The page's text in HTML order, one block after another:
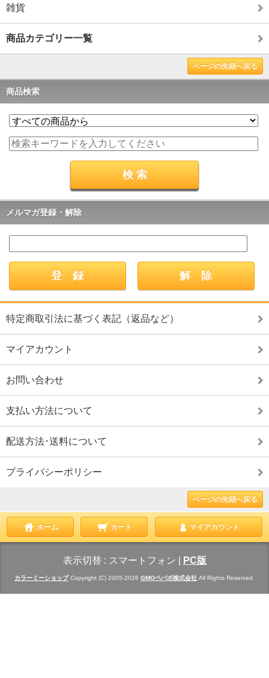
雑貨
商品カテゴリー一覧
ページの先頭へ戻る
商品検索
メルマガ登録・解除
特定商取引法に基づく表記（返品など）
マイアカウント
お問い合わせ
支払い方法について
配送方法･送料について
プライバシーポリシー
ページの先頭へ戻る
ホーム カート マイアカウント
表示切替 : スマートフォン PC版
カラーミーショップCopyright (C) 2005-2026 GMOペパボ株式会社 All Rights Reserved.